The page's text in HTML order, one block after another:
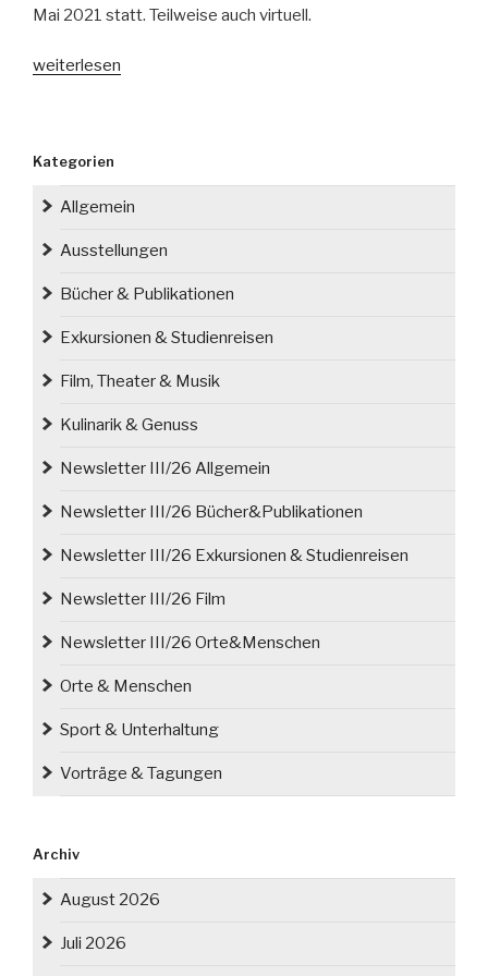
Mai 2021 statt. Teilweise auch virtuell.
„Dreiländereck:
Türen
fürs
weiterlesen
Kategorien
Allgemein
Ausstellungen
Bücher & Publikationen
Exkursionen & Studienreisen
Film, Theater & Musik
Kulinarik & Genuss
Newsletter III/26 Allgemein
Newsletter III/26 Bücher&Publikationen
Newsletter III/26 Exkursionen & Studienreisen
Newsletter III/26 Film
Newsletter III/26 Orte&Menschen
Orte & Menschen
Sport & Unterhaltung
Vorträge & Tagungen
Archiv
August 2026
Juli 2026